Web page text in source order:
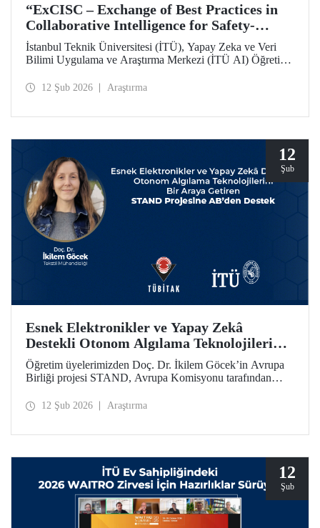
“ExCISC – Exchange of Best Practices in
Collaborative Intelligence for Safety-
Critical Applications” Projesine, Ufuk
Avrupa MSCA-SE Fon Desteği
İstanbul Teknik Üniversitesi (İTÜ), Yapay Zeka ve Veri
Bilimi Uygulama ve Araştırma Merkezi (İTÜ AI) Öğretim
aldığı “ExCISC – Exchange of Best Practices in
(MSCA-SE) programı kapsamında desteklenmeye hak
12 Şub 2026 Araştırma
12
Şub
Esnek Elektronikler ve Yapay Zekâ
Destekli Otonom Algılama Teknolojilerini
Bir Araya Getiren STAND Projesine
AB’den Destek
Öğretim üyelerimizden Doç. Dr. İkilem Göcek’in Avrupa
Birliği projesi STAND, Avrupa Komisyonu tarafından
kazandı.
12 Şub 2026 Araştırma
12
Şub